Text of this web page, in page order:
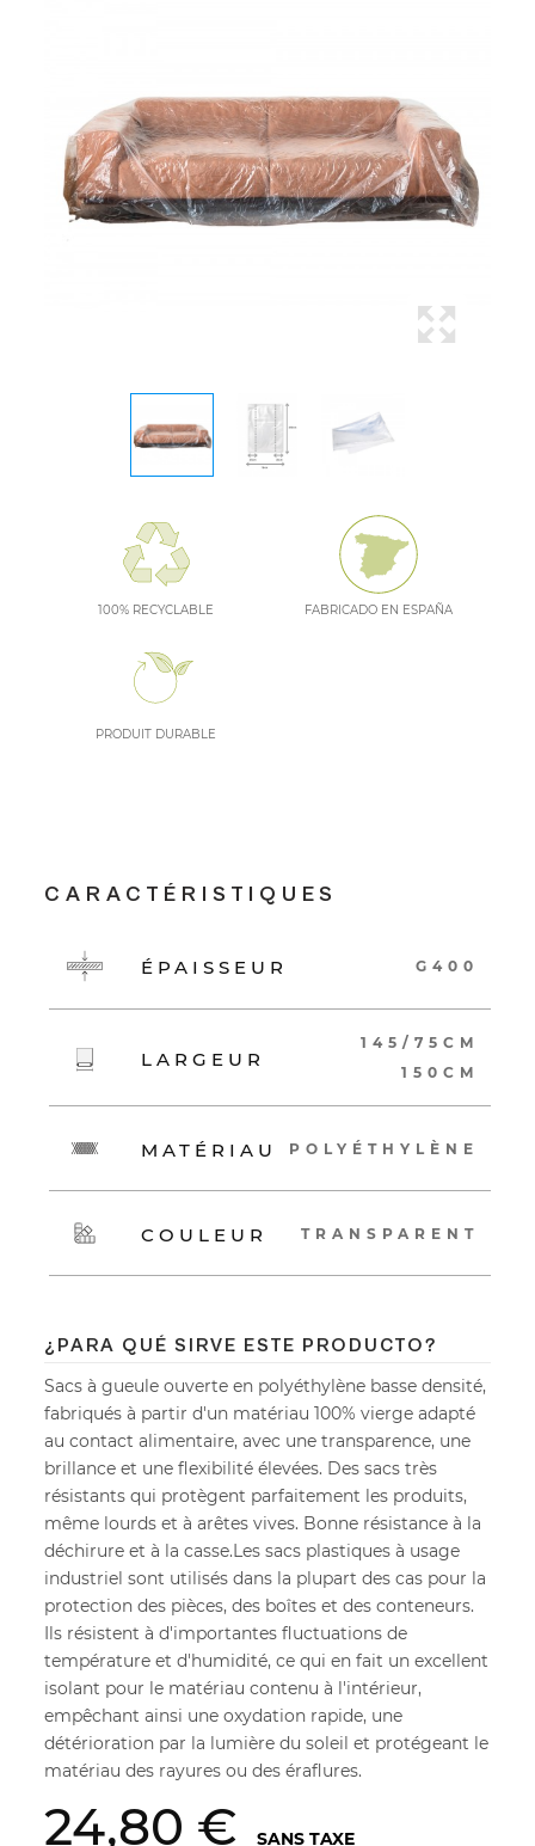
100% RECYCLABLE FABRICADO EN ESPAÑA
PRODUIT DURABLE
CARACTÉRISTIQUES
ÉPAISSEUR G400
LARGEUR
145/75CM
150CM
MATÉRIAU POLYÉTHYLÈNE
COULEUR TRANSPARENT
¿PARA QUÉ SIRVE ESTE PRODUCTO?
Sacs à gueule ouverte en polyéthylène basse densité,
fabriqués à partir d'un matériau 100% vierge adapté
au contact alimentaire, avec une transparence, une
brillance et une flexibilité élevées. Des sacs très
résistants qui protègent parfaitement les produits,
même lourds et à arêtes vives. Bonne résistance à la
déchirure et à la casse.Les sacs plastiques à usage
industriel sont utilisés dans la plupart des cas pour la
protection des pièces, des boîtes et des conteneurs.
Ils résistent à d'importantes fluctuations de
température et d'humidité, ce qui en fait un excellent
isolant pour le matériau contenu à l'intérieur,
empêchant ainsi une oxydation rapide, une
détérioration par la lumière du soleil et protégeant le
matériau des rayures ou des éraflures.
24,80 € SANS TAXE